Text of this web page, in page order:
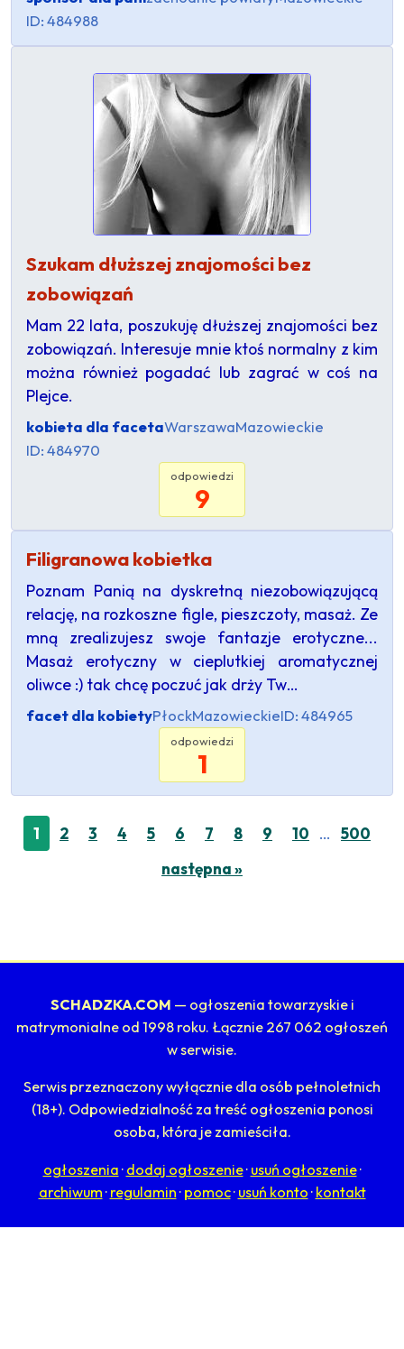
ID: 484988
Szukam dłuższej znajomości bez
zobowiązań
Mam 22 lata, poszukuję dłuższej znajomości bez
zobowiązań. Interesuje mnie ktoś normalny z kim
można również pogadać lub zagrać w coś na
Plejce.
kobieta dla facetaWarszawaMazowieckie
ID: 484970
odpowiedzi
9
Filigranowa kobietka
Poznam Panią na dyskretną niezobowiązującą
relację, na rozkoszne figle, pieszczoty, masaż. Ze
mną zrealizujesz swoje fantazje erotyczne...
Masaż erotyczny w cieplutkiej aromatycznej
oliwce :) tak chcę poczuć jak drży Tw…
facet dla kobietyPłockMazowieckieID: 484965
odpowiedzi
1
1 2 3 4 5 6 7 8 9 10 …
500
następna »
SCHADZKA.COM — ogłoszenia towarzyskie i
matrymonialne od 1998 roku. Łącznie 267 062 ogłoszeń
w serwisie.
Serwis przeznaczony wyłącznie dla osób pełnoletnich
(18+). Odpowiedzialność za treść ogłoszenia ponosi
osoba, która je zamieściła.
ogłoszenia · dodaj ogłoszenie· usuń ogłoszenie·
archiwum · regulamin · pomoc· usuń konto · kontakt